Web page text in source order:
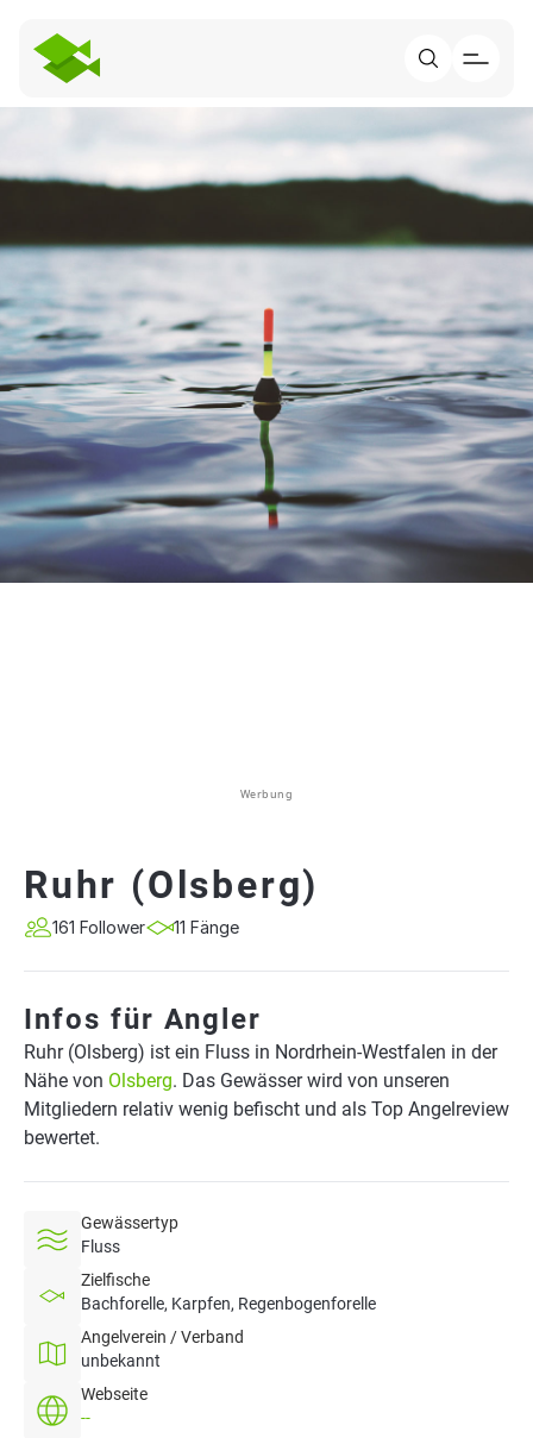
Werbung
Ruhr (Olsberg)
161 Follower 11 Fänge
Infos für Angler
Ruhr (Olsberg) ist ein Fluss in Nordrhein-Westfalen in der
Nähe von Olsberg. Das Gewässer wird von unseren
Mitgliedern relativ wenig befischt und als Top Angelreview
bewertet.
Gewässertyp
Fluss
Zielfische
Bachforelle, Karpfen, Regenbogenforelle
Angelverein / Verband
unbekannt
Webseite
--